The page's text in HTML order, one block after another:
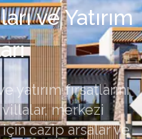
ve Yatırım
yatırım fırsatlarını
merkezi
cazip arsalar ve